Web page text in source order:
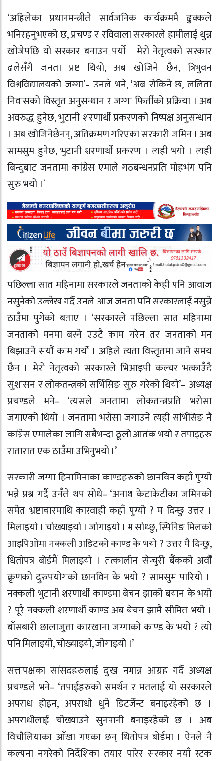
‘अहिलेका प्रधानमन्त्रीले सार्वजनिक कार्यक्रममै ढुक्कले
भनिरहनुभएको छ, प्रचण्ड र रविवाला सरकारले हामीलाई थुन्न
खोजेपछि यो सरकार बनाउन पर्यो । मेरो नेतृत्वको सरकार
ढलेसँगै जनता प्रष्ट थियो, अब खोजिने छैन, त्रिभुवन
विश्वविद्यालयको जग्गा’– उनले भने, ‘अब रोकिने छ, ललिता
निवासको विस्तृत अनुसन्धान र जग्गा फिर्तीको प्रक्रिया । अब
अवरुद्ध हुनेछ, भुटानी शरणार्थी प्रकरणको निष्पक्ष अनुसन्धान
। अब खोजिनेछैनन्, अतिक्रमण गरिएका सरकारी जमिन । अब
सामसुम हुनेछ, भुटानी शरणार्थी प्रकरण । त्यही भयो । त्यही
बिन्दुबाट जनतामा कांग्रेस एमाले गठबन्धनप्रति मोहभंग पनि
सुरु भयो ।’
पछिल्ला सात महिनामा सरकारले जनताको केही पनि आवाज
नसुनेको उल्लेख गर्दै उनले आज जनता पनि सरकारलाई नसुन्ने
ठाउँमा पुगेको बताए । ‘सरकारले पछिल्ला सात महिनामा
जनताको मनमा बस्ने एउटै काम गरेन तर जनताको मन
बिझाउने सयौं काम गर्यो । अहिले त्यता विस्तृतमा जाने समय
छैन । मेरो नेतृत्वको सरकारले भिआइपी कल्चर भत्काउँदै
सुशासन र लोकतन्त्रको सर्भिसिङ सुरु गरेको थियो’– अध्यक्ष
प्रचण्डले भने– ‘त्यसले जनतामा लोकतन्त्रप्रति भरोसा
जगाएको थियो । जनतामा भरोसा जगाउने त्यही सर्भिसिङ नै
कांग्रेस एमालेका लागि सबैभन्दा ठूलो आतंक भयो र तपाइहरु
रातारात एक ठाउँमा उभिनुभयो ।’
सरकारी जग्गा हिनामिनाका काण्डहरुको छानविन कहाँ पुग्यो
भन्ने प्रश्न गर्दै उनँले थप सोधे– ‘अनाथ केटाकेटीका जमिनको
समेत भ्रष्टाचारमाथि कारवाही कहाँ पुग्यो ? म दिन्छु उत्तर ।
मिलाइयो । चोख्याइयो । जोगाइयो । म सोध्छु, स्पिनिङ मिलको
आइपिओमा नक्कली अडिटको काण्ड के भयो ? उत्तर मै दिन्छु,
धितोपत्र बोर्डमैं मिलाइयो । तत्कालीन सेन्चुरी बैंकको अर्वौं
क्रृणको दुरुपयोगको छानविन के भयो ? सामसुम पारियो ।
नक्कली भुटानी शरणार्थी काण्डमा बेचन झाको बयान के भयो
? पूरै नक्कली शरणार्थी काण्ड अब बेचन झामै सीमित भयो ।
बाँसबारी छालाजुत्ता कारखाना जग्गाको काण्ड के भयो ? त्यो
पनि मिलाइयो, चोख्याइयो, जोगाइयो ।’
सत्तापक्षका सांसदहरुलाई दुःख नमान्न आग्रह गर्दै अध्यक्ष
प्रचण्डले भने– ‘तपाईहरुको समर्थन र मतलाई यो सरकारले
अपराध होइन, अपराधी धुने डिटर्जेन्ट बनाइरहेको छ ।
अपराधीलाई चोख्याउने सुनपानी बनाइरहेको छ । अब
विचौलियाका आँखा गएका छन् धितोपत्र बोर्डमा । ऐनले नै
कल्पना नगरेको निर्देशिका तयार पारेर सरकार नयाँ स्टक